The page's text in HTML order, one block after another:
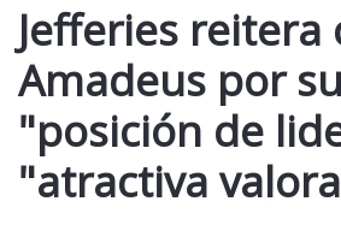
Jefferies
Amadeus por su
"posición de
"atractiva